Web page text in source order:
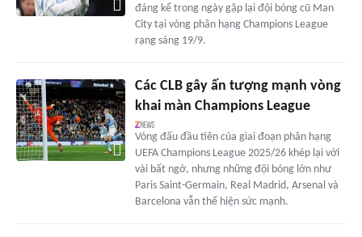
đáng kể trong ngày gặp lại đội bóng cũ Man
City tại vòng phân hạng Champions League
rạng sáng 19/9.
Các CLB gây ấn tượng mạnh vòng
khai màn Champions League
Vòng đấu đầu tiên của giai đoạn phân hạng
UEFA Champions League 2025/26 khép lại với
vài bất ngờ, nhưng những đội bóng lớn như
Paris Saint-Germain, Real Madrid, Arsenal và
Barcelona vẫn thể hiện sức mạnh.